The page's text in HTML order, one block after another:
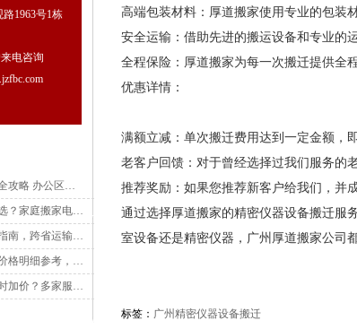
高端包装材料：厚道搬家使用专业的包装
安全运输：借助先进的搬运设备和专业的
全程保险：厚道搬家为每一次搬迁提供全
优惠详情：
满额立减：单次搬迁费用达到一定金额，
老客户回馈：对于曾经选择过我们服务的
推荐奖励：如果您推荐新客户给我们，并
通过选择厚道搬家的精密仪器设备搬迁服
室设备还是精密仪器，广州厚道搬家公司
标签： 广州精密仪器设备搬迁
1963号1栋
电咨询
广州海珠区搬家公司选择全攻略 办公区搬迁全方案 五家电话实测对比深度解析
广州南沙区搬家公司怎么选？家庭搬家电话实测，各镇街别墅搬迁避坑指南与收费核验技巧
广州南沙区搬家公司选择指南，跨省运输风险规避要点，多家服务商电话实地核验参考
广州南沙区正规搬家公司价格明细参考，南沙产业园写字楼搬迁服务商实测，订单记录可核验查询
广州南沙区搬家怎么防临时加价？多家服务商电话实测，收费标准、搬迁场景与风险防范完整梳理